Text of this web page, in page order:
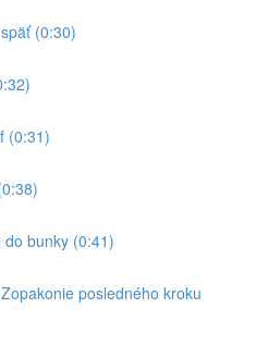
(0:30)
(0:31)
bunky (0:41)
posledného kroku